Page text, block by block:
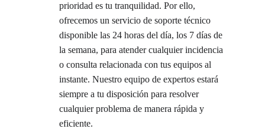
prioridad es tu tranquilidad. Por ello,
ofrecemos un servicio de soporte técnico
disponible las 24 horas del día, los 7 días de
la semana, para atender cualquier incidencia
o consulta relacionada con tus equipos al
instante. Nuestro equipo de expertos estará
siempre a tu disposición para resolver
cualquier problema de manera rápida y
eficiente.